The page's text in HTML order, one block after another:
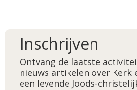
Inschrijven
Ontvang de laatste
nieuws artikelen over Kerk
een levende Joods-